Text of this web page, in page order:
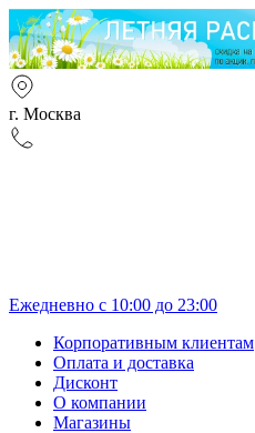
г. Москва
Ежедневно с 10:00 до 23:00
Корпоративным клиентам
Оплата и доставка
Дисконт
О компании
Магазины